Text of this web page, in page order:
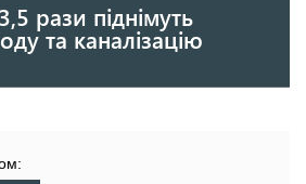
рази піднімуть
та каналізацію